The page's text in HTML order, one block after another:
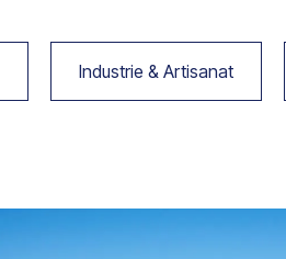
Industrie & Artisanat